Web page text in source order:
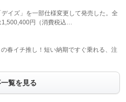
イズ」を一部仕様変更して発売した。全
1,500,400円（消費税込…
の春イチ推し！短い納期ですぐ乗れる、注
覧を見る